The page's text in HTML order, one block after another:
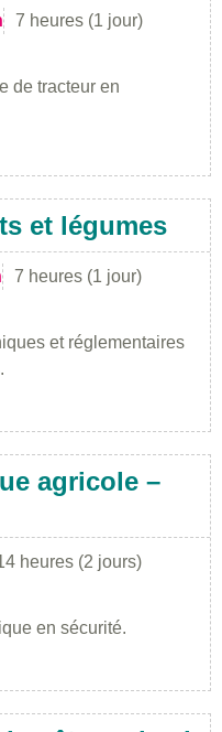
7 heures (1 jour)
de tracteur en
et légumes
7 heures (1 jour)
et réglementaires
agricole –
heures (2 jours)
en sécurité.